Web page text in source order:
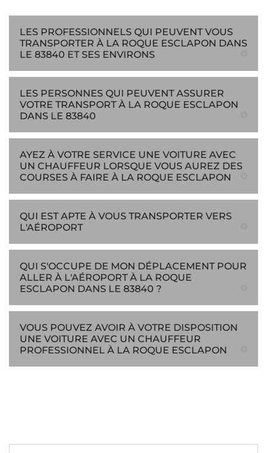
LES PROFESSIONNELS QUI PEUVENT VOUS
TRANSPORTER À LA ROQUE ESCLAPON DANS
LE 83840 ET SES ENVIRONS
LES PERSONNES QUI PEUVENT ASSURER
VOTRE TRANSPORT À LA ROQUE ESCLAPON
DANS LE 83840
AYEZ À VOTRE SERVICE UNE VOITURE AVEC
UN CHAUFFEUR LORSQUE VOUS AUREZ DES
COURSES À FAIRE À LA ROQUE ESCLAPON
QUI EST APTE À VOUS TRANSPORTER VERS
L'AÉROPORT
QUI S'OCCUPE DE MON DÉPLACEMENT POUR
ALLER À L'AÉROPORT À LA ROQUE
ESCLAPON DANS LE 83840 ?
VOUS POUVEZ AVOIR À VOTRE DISPOSITION
UNE VOITURE AVEC UN CHAUFFEUR
PROFESSIONNEL À LA ROQUE ESCLAPON